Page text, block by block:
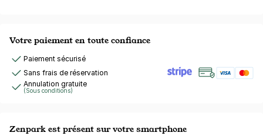
Votre paiement en toute confiance
Paiement sécurisé
Sans frais de réservation
Annulation gratuite
(Sous conditions)
Zenpark est présent sur votre smartphone